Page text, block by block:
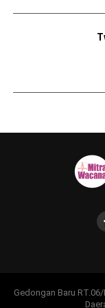
Ketika harga diri
apresiasi, validasi,
kehilangan makna
menarik di mata
merasa cukup
menerima, dan
Harga Diri Pada
Universitas Islam
Gedongan Baru